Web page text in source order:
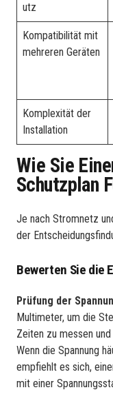
utz
Kompatibilität mit
mehreren Geräten
Komplexität der
Installation
Wie Sie
Schutzplan
Je nach Stromnetz
der
Bewerten Sie die
Prüfung der
Multimeter, um die
Zeiten zu messen
Wenn die Spannung
empfiehlt es sich,
mit einer